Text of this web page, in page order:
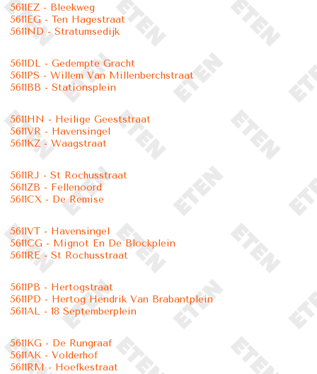
5611EZ - Bleekweg
5611EG - Ten Hagestraat
5611ND - Stratumsedijk
5611DL - Gedempte Gracht
5611PS - Willem Van Millenberchstraat
5611BB - Stationsplein
5611HN - Heilige Geeststraat
5611VR - Havensingel
5611KZ - Waagstraat
5611RJ - St Rochusstraat
5611ZB - Fellenoord
5611CX - De Remise
5611VT - Havensingel
5611CG - Mignot En De Blockplein
5611RE - St Rochusstraat
5611PB - Hertogstraat
5611PD - Hertog Hendrik Van Brabantplein
5611AL - 18 Septemberplein
5611KG - De Rungraaf
5611AK - Volderhof
5611RM - Hoefkestraat